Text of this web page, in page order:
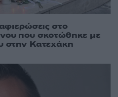
στο
που σκοτώθηκε με
στην Κατεχάκη